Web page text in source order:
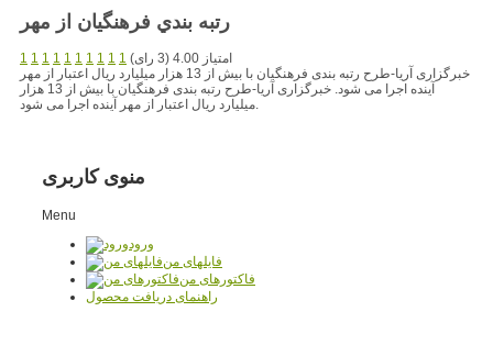
رتبه بندي فرهنگيان از مهر
1 1 1 1 1 1 1 1 1 1
امتیاز 4.00 (3 رای)
خبرگزاری آریا-طرح رتبه بندی فرهنگیان با بیش از 13 هزار میلیارد ریال اعتبار از مهر
آینده اجرا می شود. خبرگزاری آریا-طرح رتبه بندی فرهنگیان با بیش از 13 هزار
میلیارد ریال اعتبار از مهر آینده اجرا می شود.
منوی کاربری
Menu
ورود
فایلهای من
فاکتورهای من
راهنمای دریافت محصول